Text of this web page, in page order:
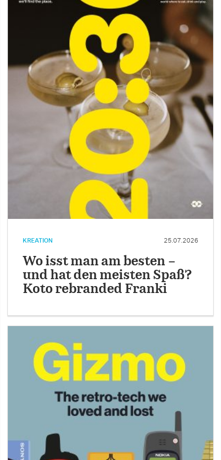
KREATION 25.07.2026
Wo isst man am besten –
und hat den meisten Spaß?
Koto rebranded Franki